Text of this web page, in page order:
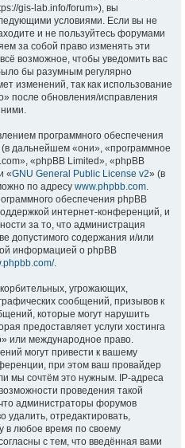
gis-lab.info/forum»), вы
условиями. Если вы не
и не пользуйтесь форумами
за собой право изменять эти
возможное, чтобы уведомить вас
бы разумным регулярно
изменений, так как использование
после обновления/исправления
ними.
программного обеспечения
дальнейшем «они», «программное
«phpBB Limited», «phpBB
«GNU General Public License v2» (в
по адресу www.phpbb.com.
обеспечения phpBB
интернет-конференций, и
за то, что администрация
допустимого содержания и/или
информацией о phpBB
.
угрожающих,
сообщений, призывов к
которые могут нарушить
предоставляет услуги хостинга
или международное право.
могут привести к вашему
при этом ваш провайдер
мы сочтём это нужным. IP-адреса
проведения такой
администраторы форумов
отредактировать,
в любое время по своему
с тем, что введённая вами